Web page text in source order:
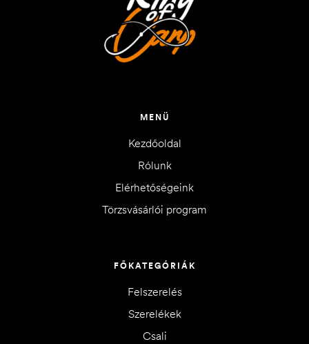
MENÜ
Kezdőoldal
Rólunk
Elérhetőségeink
Törzsvásárlói program
FŐKATEGÓRIÁK
Felszerelés
Szerelékek
Csali